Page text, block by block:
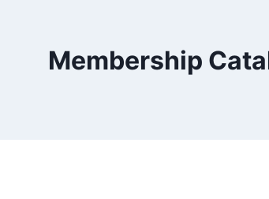
Membership